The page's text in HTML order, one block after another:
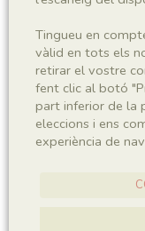
Sigla
MNHN 17402
Taxonomia
Tingueu en
vàlid en tots els
retirar el vostre
fent clic al botó
part inferior de la
eleccions i ens
experiència de